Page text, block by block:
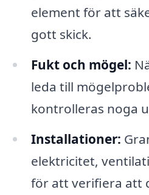
element för att
gott skick.
Fukt och mögel:
leda till
kontrolleras noga
Installationer:
elektricitet,
för att verifiera att